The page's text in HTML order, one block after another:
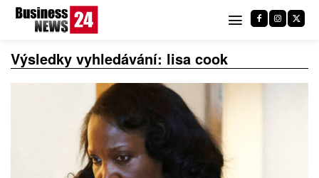
Výsledky vyhledávání: lisa cook